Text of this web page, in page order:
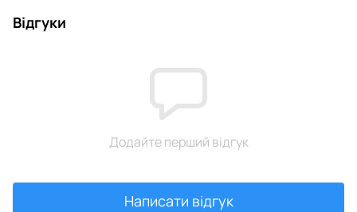
Відгуки
Додайте перший відгук
Написати відгук